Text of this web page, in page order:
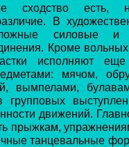
сходство есть,
В
силовые и
Кроме
исполняют
мячом,
вымпелами,
движений.
прыжкам,
танцевальные